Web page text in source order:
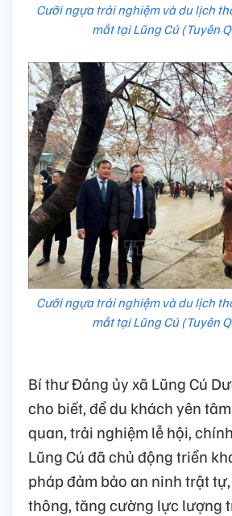
Cưỡi ngựa trải nghiệm và du lịch
mắt tại Lũng Cú (Tuyên
Cưỡi ngựa trải nghiệm và du lịch
mắt tại Lũng Cú (Tuyên
Bí thư Đảng ủy xã Lũng Cú
cho biết, để du khách yên
quan, trải nghiệm lễ hội,
Lũng Cú đã chủ động triển
pháp đảm bảo an ninh trật
thông, tăng cường lực lượng